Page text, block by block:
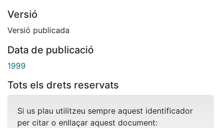
Versió
Versió publicada
Data de publicació
1999
Tots els drets reservats
Si us plau utilitzeu sempre aquest identificador
per citar o enllaçar aquest document: